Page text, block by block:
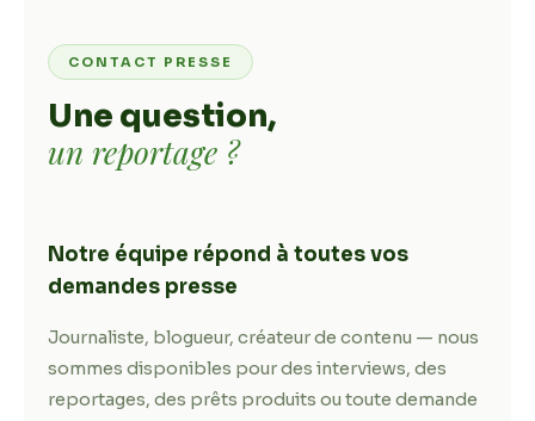
CONTACT PRESSE
Une question,
un reportage ?
Notre équipe répond à toutes vos
demandes presse
Journaliste, blogueur, créateur de contenu — nous
sommes disponibles pour des interviews, des
reportages, des prêts produits ou toute demande